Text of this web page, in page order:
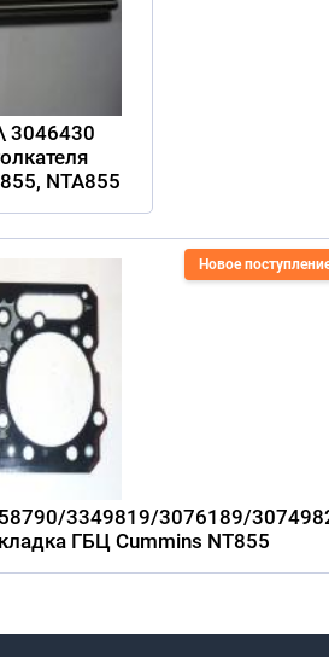
3046430
NTA855
Новое
3349819/3076189/
ГБЦ Cummins NT855